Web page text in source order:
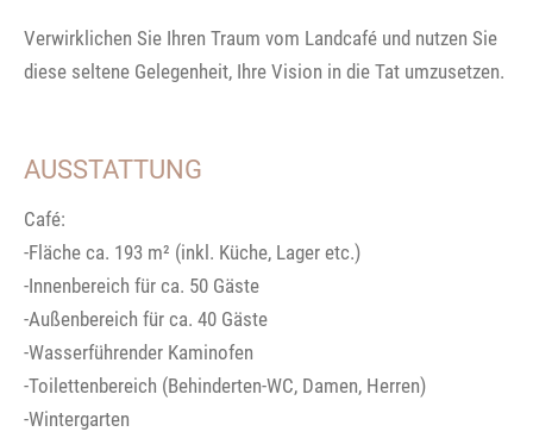
Verwirklichen Sie Ihren Traum vom Landcafé und nutzen Sie
diese seltene Gelegenheit, Ihre Vision in die Tat umzusetzen.
AUSSTATTUNG
Café:
-Fläche ca. 193 m² (inkl. Küche, Lager etc.)
-Innenbereich für ca. 50 Gäste
-Außenbereich für ca. 40 Gäste
-Wasserführender Kaminofen
-Toilettenbereich (Behinderten-WC, Damen, Herren)
-Wintergarten